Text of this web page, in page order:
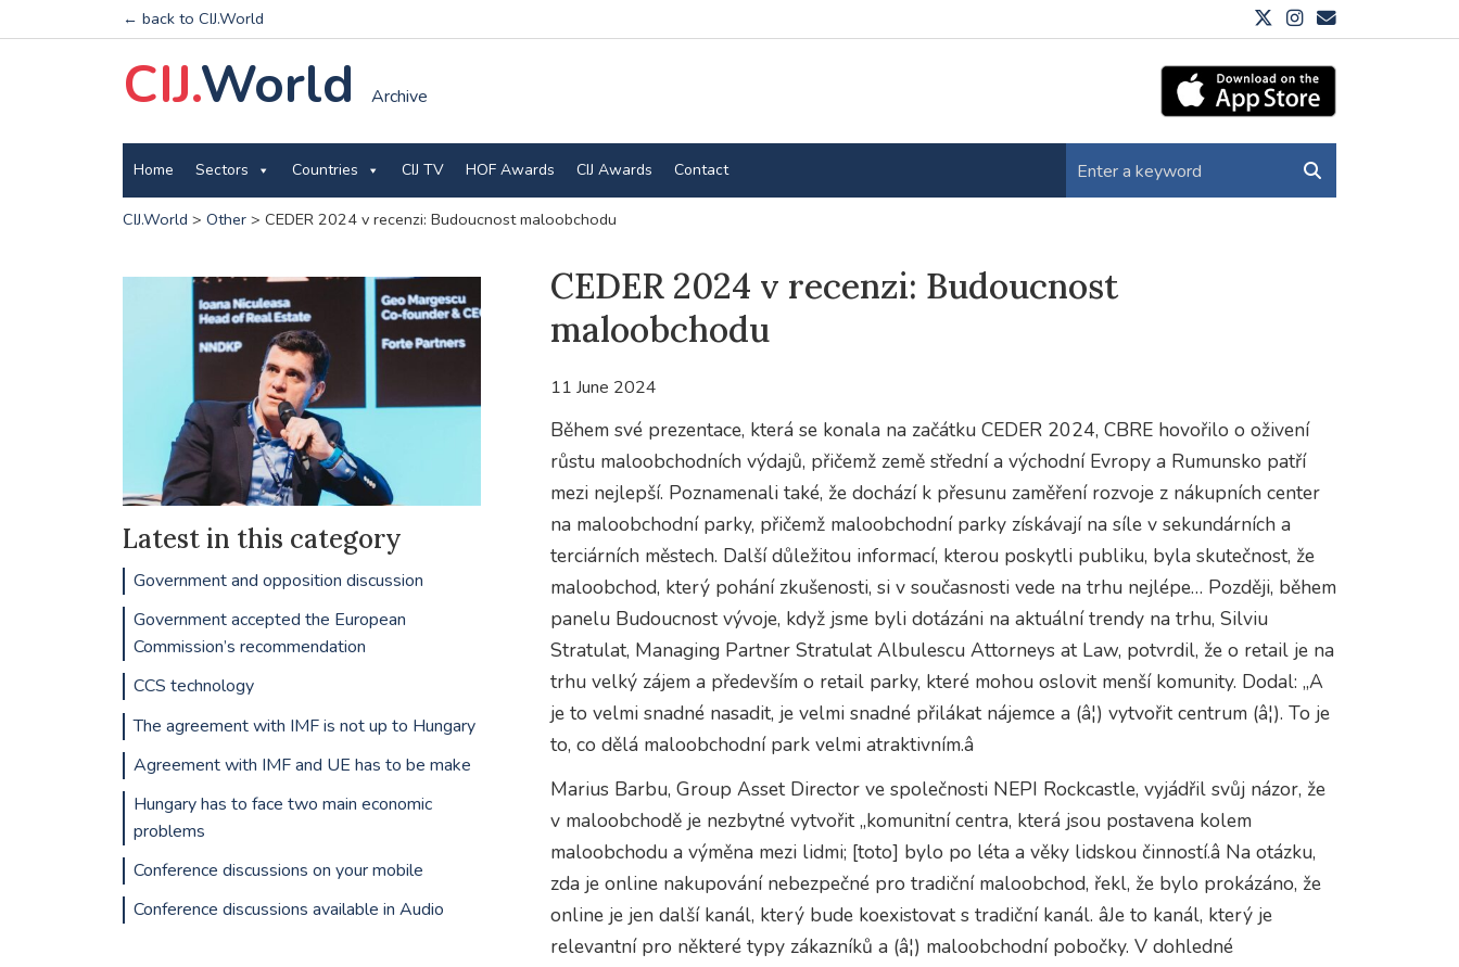
← back to CIJ.World
CIJ.World Archive
Home Sectors Countries CIJ TV HOF Awards CIJ Awards Contact
CIJ.World > Other> CEDER 2024 v recenzi: Budoucnost maloobchodu
CEDER 2024 v recenzi: Budoucnost
maloobchodu
11 June 2024
Během své prezentace, která se konala na začátku CEDER 2024, CBRE hovořilo o oživení
růstu maloobchodních výdajů, přičemž země střední a východní Evropy a Rumunsko patří
mezi nejlepší. Poznamenali také, že dochází k přesunu zaměření rozvoje z nákupních center
na maloobchodní parky, přičemž maloobchodní parky získávají na síle v sekundárních a
terciárních městech. Další důležitou informací, kterou poskytli publiku, byla skutečnost, že
maloobchod, který pohání zkušenosti, si v současnosti vede na trhu nejlépe… Později, během
panelu Budoucnost vývoje, když jsme byli dotázáni na aktuální trendy na trhu, Silviu
Stratulat, Managing Partner Stratulat Albulescu Attorneys at Law, potvrdil, že o retail je na
trhu velký zájem a především o retail parky, které mohou oslovit menší komunity. Dodal: „A
je to velmi snadné nasadit, je velmi snadné přilákat nájemce a (â¦) vytvořit centrum (â¦). To je
to, co dělá maloobchodní park velmi atraktivním.â
Marius Barbu, Group Asset Director ve společnosti NEPI Rockcastle, vyjádřil svůj názor, že
v maloobchodě je nezbytné vytvořit „komunitní centra, která jsou postavena kolem
maloobchodu a výměna mezi lidmi; [toto] bylo po léta a věky lidskou činností.â Na otázku,
zda je online nakupování nebezpečné pro tradiční maloobchod, řekl, že bylo prokázáno, že
online je jen další kanál, který bude koexistovat s tradiční kanál. âJe to kanál, který je
relevantní pro některé typy zákazníků a (â¦) maloobchodní pobočky. V dohledné
Latest in this category
Government and opposition discussion
Government accepted the European
Commission’s recommendation
CCS technology
The agreement with IMF is not up to Hungary
Agreement with IMF and UE has to be make
Hungary has to face two main economic
problems
Conference discussions on your mobile
Conference discussions available in Audio